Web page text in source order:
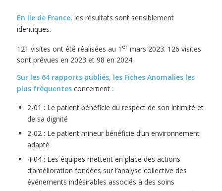
En Ile de France, les résultats sont sensiblement
identiques.
121 visites ont été réalisées au 1 ermars 2023. 126 visites
sont prévues en 2023 et 98 en 2024.
Sur les 64 rapports publiés, les Fiches Anomalies les
plus fréquentes concernent:
2-01 : Le patient bénéficie du respect de son intimité et
de sa dignité
2-02 : Le patient mineur bénéficie d’un environnement
adapté
4-04 : Les équipes mettent en place des actions
d’amélioration fondées sur l’analyse collective des
événements indésirables associés à des soins